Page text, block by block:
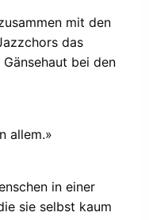
mit den
das
bei den
allem.»
in einer
sie selbst kaum